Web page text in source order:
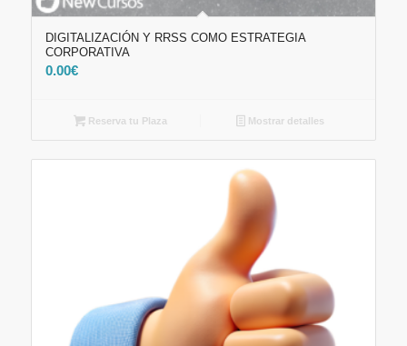
DIGITALIZACIÓN Y RRSS COMO ESTRATEGIA
CORPORATIVA
0.00€
Reserva tu Plaza Mostrar detalles